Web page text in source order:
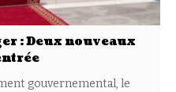
: Deux nouveaux
gouvernemental, le